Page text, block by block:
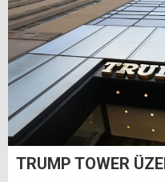
TRUMP TOWER